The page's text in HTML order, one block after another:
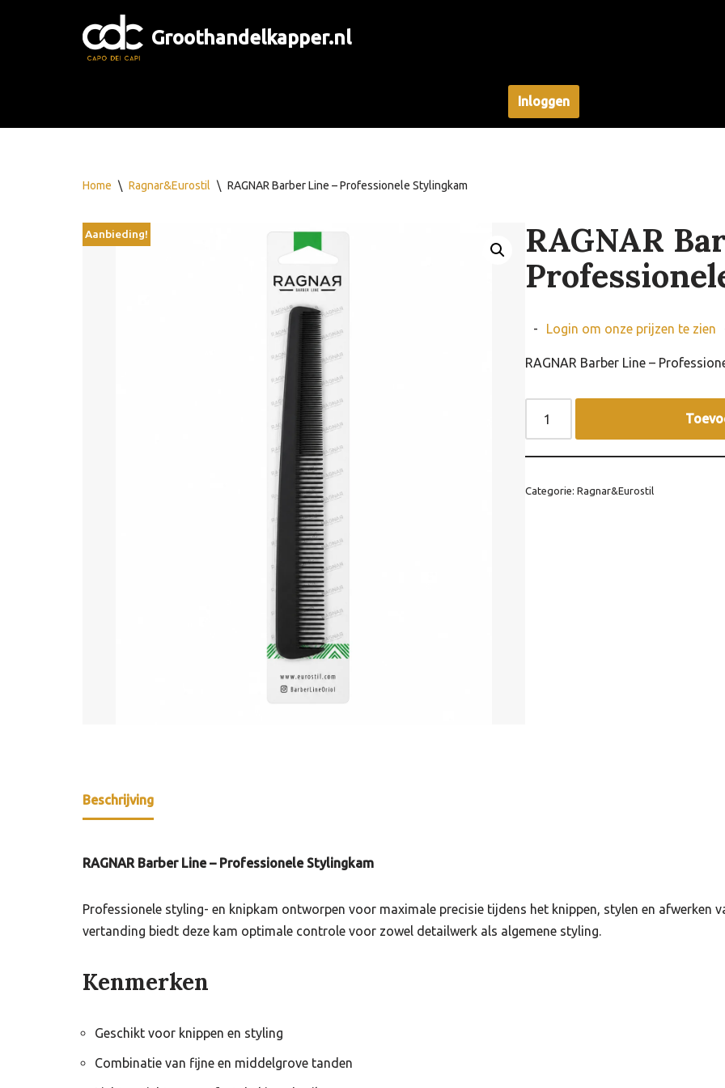
Groothandelkapper.nl
Inloggen
Home \ Ragnar&Eurostil \ RAGNAR Barber Line – Professionele Stylingkam
Aanbieding!
RAGNAR
- Login om onze prijzen te zien
RAGNAR Barber Line –
Categorie:Ragnar&Eurostil
Beschrijving
RAGNAR Barber Line – Professionele Stylingkam
Professionele styling- en knipkam ontworpen voor maximale precisie tijdens het knippen, stylen en afwerken
vertanding biedt deze kam optimale controle voor zowel detailwerk als algemene styling.
Kenmerken
Geschikt voor knippen en styling
Combinatie van fijne en middelgrove tanden